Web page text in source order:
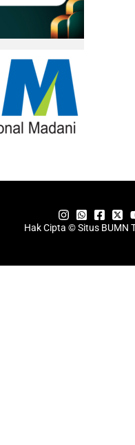
Hak Cipta © Situs BUMN